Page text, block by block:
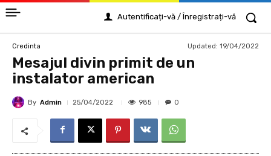
Autentificați-vă / Înregistrați-vă
Credinta Updated: 19/04/2022
Mesajul divin primit de un
instalator american
By Admin 25/04/2022 985 0